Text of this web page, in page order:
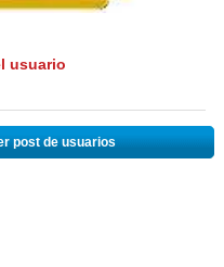
usuario
post de usuarios